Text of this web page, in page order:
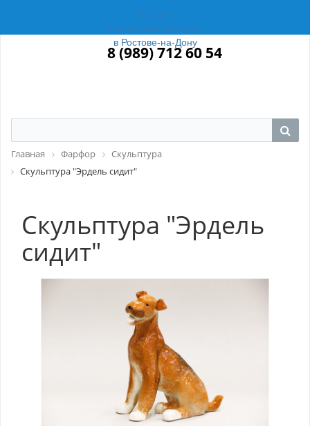
Магазин
Российский Фарфор
в Ростове-на-Дону
8 (989) 712 60 54
Главная Фарфор
Скульптура
Скульптура "Эрдель сидит"
Скульптура "Эрдель
сидит"